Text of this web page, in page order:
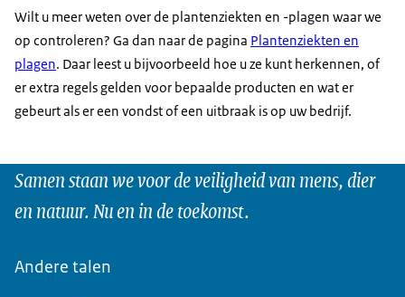
Wilt u meer weten over de plantenziekten en -plagen waar we
op controleren? Ga dan naar de pagina Plantenziekten en
plagen. Daar leest u bijvoorbeeld hoe u ze kunt herkennen, of
er extra regels gelden voor bepaalde producten en wat er
gebeurt als er een vondst of een uitbraak is op uw bedrijf.
Samen staan we voor de veiligheid van mens, dier
en natuur. Nu en in de toekomst.
Andere talen